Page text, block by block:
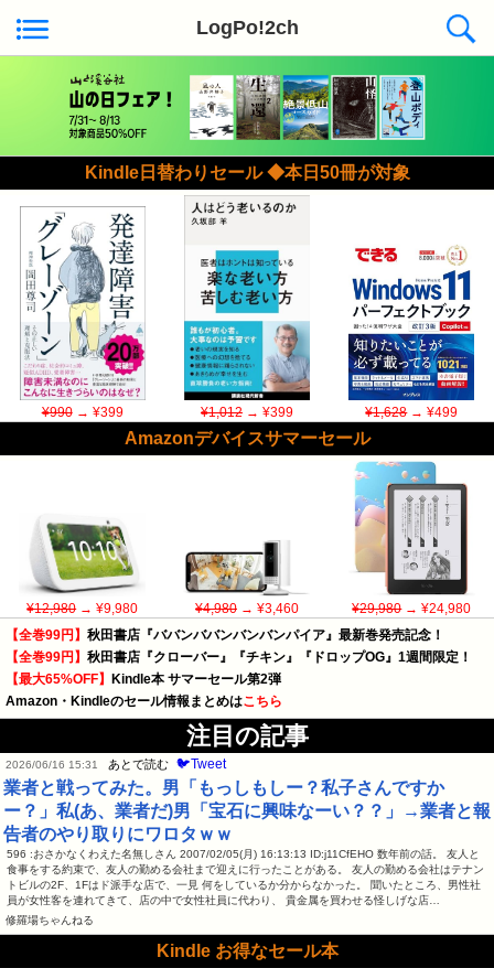
LogPo!2ch
Kindle日替わりセール ◆本日50冊が対象
¥990→ ¥399 ¥1,012→ ¥399 ¥1,628→ ¥499
Amazonデバイスサマーセール
¥12,980→ ¥9,980 ¥4,980→ ¥3,460 ¥29,980→ ¥24,980
【全巻99円】 秋田書店『ババンババンバンバンパイア』最新巻発売記念！
【全巻99円】 秋田書店『クローバー』『チキン』『ドロップOG』1週間限定！
【最大65%OFF】 Kindle本 サマーセール第2弾
Amazon・Kindleのセール情報まとめはこちら
注目の記事
2026/06/16 15:31 あとで読む 🐦Tweet
業者と戦ってみた。男「もっしもしー？私子さんですか
ー？」私(あ、業者だ)男「宝石に興味なーい？？」→業者と報
告者のやり取りにワロタｗｗ
596 :おさかなくわえた名無しさん 2007/02/05(月) 16:13:13 ID:j11CfEHO 数年前の話。 友人と
食事をする約束で、友人の勤める会社まで迎えに行ったことがある。 友人の勤める会社はテナン
トビルの2F、1Fはド派手な店で、一見 何をしているか分からなかった。 聞いたところ、男性社
員が女性客を連れてきて、店の中で女性社員に代わり、 貴金属を買わせる怪しげな店…
修羅場ちゃんねる
Kindle お得なセール本